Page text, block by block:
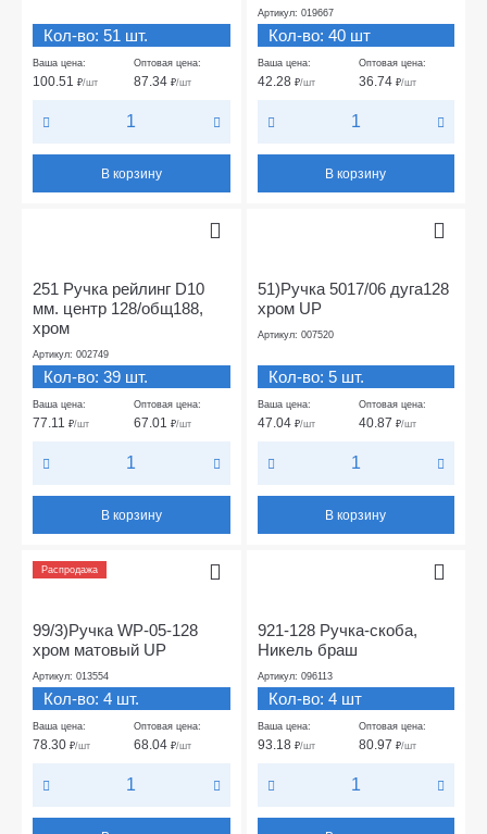
Кол-во: 51 шт.
Ваша цена:
100.51 ₽/шт
Оптовая цена:
87.34₽/шт
В корзину
Артикул: 019667
Кол-во: 40 шт
Ваша цена:
42.28 ₽/шт
Оптовая цена:
36.74 ₽/шт
В корзину
251 Ручка рейлинг D10
мм. центр 128/общ188,
хром
Артикул: 002749
Кол-во: 39 шт.
Ваша цена:
77.11 ₽/шт
Оптовая цена:
67.01₽/шт
В корзину
51)Ручка 5017/06 дуга128
хром UP
Артикул: 007520
Кол-во: 5 шт.
Ваша цена:
47.04 ₽/шт
Оптовая цена:
40.87 ₽/шт
В корзину
Распродажа
99/3)Ручка WP-05-128
хром матовый UP
Артикул: 013554
Кол-во: 4 шт.
Ваша цена:
78.30 ₽/шт
Оптовая цена:
68.04₽/шт
921-128 Ручка-скоба,
Никель браш
Артикул: 096113
Кол-во: 4 шт
Ваша цена:
93.18 ₽/шт
Оптовая цена:
80.97 ₽/шт